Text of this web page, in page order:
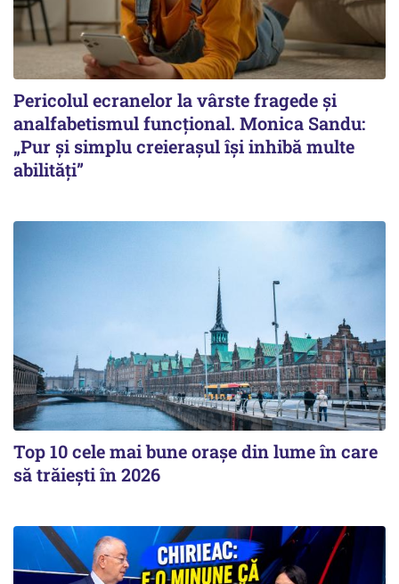
Pericolul ecranelor la vârste fragede și
analfabetismul funcțional. Monica Sandu:
„Pur și simplu creierașul își inhibă multe
abilități”
Top 10 cele mai bune orașe din lume în care
să trăiești în 2026